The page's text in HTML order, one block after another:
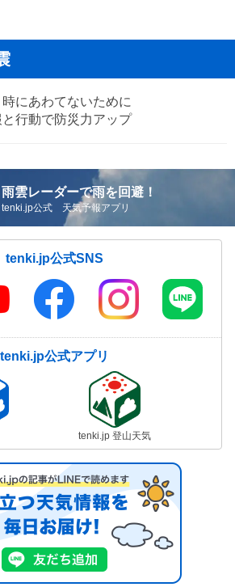
にあわてないために
行動で防災力アップ
雨雲レーダーで雨を回避！
tenki.jp公式 天気予報アプリ
tenki.jp公式SNS
tenki.jp公式アプリ
tenki.jp 登山天気